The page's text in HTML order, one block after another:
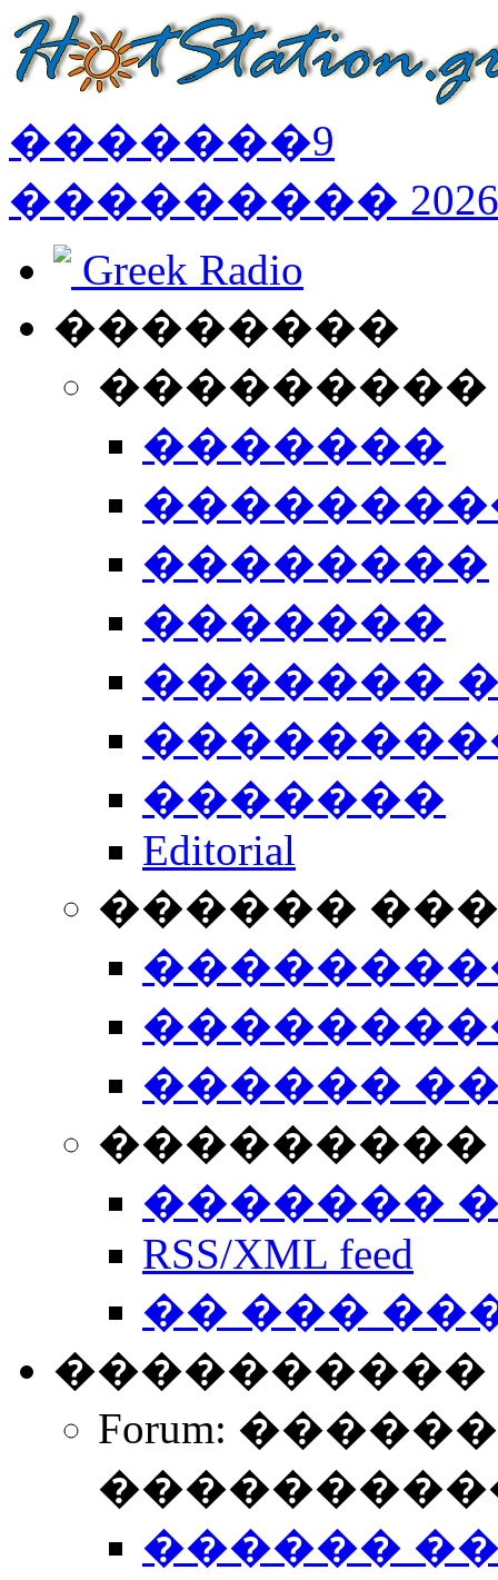
�������9
��������� 2026
Greek Radio
��������
�������
��������
�������
�������
�������
Editorial
������
������
���������
�������
RSS/XML feed
�� ���
����������
Forum:
������